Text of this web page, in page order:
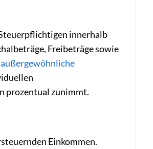
innerhalb
Freibeträge sowie
außergewöhnliche
prozentual zunimmt.
Einkommen.